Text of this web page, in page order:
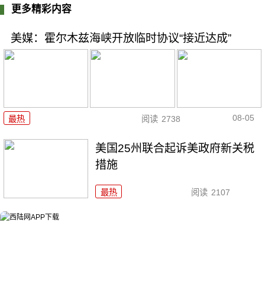
更多精彩内容
美媒：霍尔木兹海峡开放临时协议“接近达成”
最热 阅读 2738 08-05
美国25州联合起诉美政府新关税
措施
最热 阅读 2107